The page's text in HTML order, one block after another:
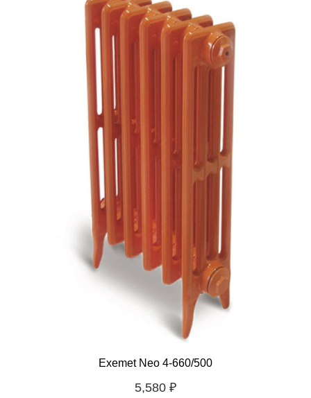
Exemet Neo 4-660/500
5,580 ₽